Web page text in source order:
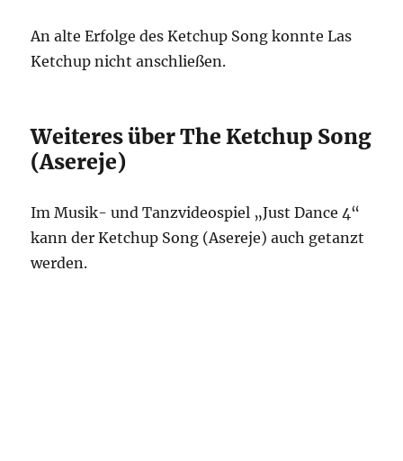
An alte Erfolge des Ketchup Song konnte Las
Ketchup nicht anschließen.
Weiteres über The Ketchup Song
(Asereje)
Im Musik- und Tanzvideospiel „Just Dance 4“
kann der Ketchup Song (Asereje) auch getanzt
werden.